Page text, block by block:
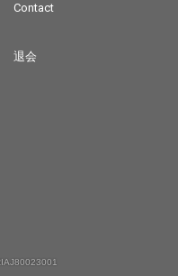
Contact
退会